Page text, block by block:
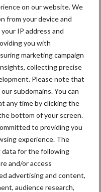
on our website. We
from your device and
IP address and
you with
marketing campaign
collecting precise
Please note that
subdomains. You can
any time by clicking the
bottom of your screen.
to providing you
experience. The
for the following
and/or access
advertising and content,
audience research,
canvas”
voor een